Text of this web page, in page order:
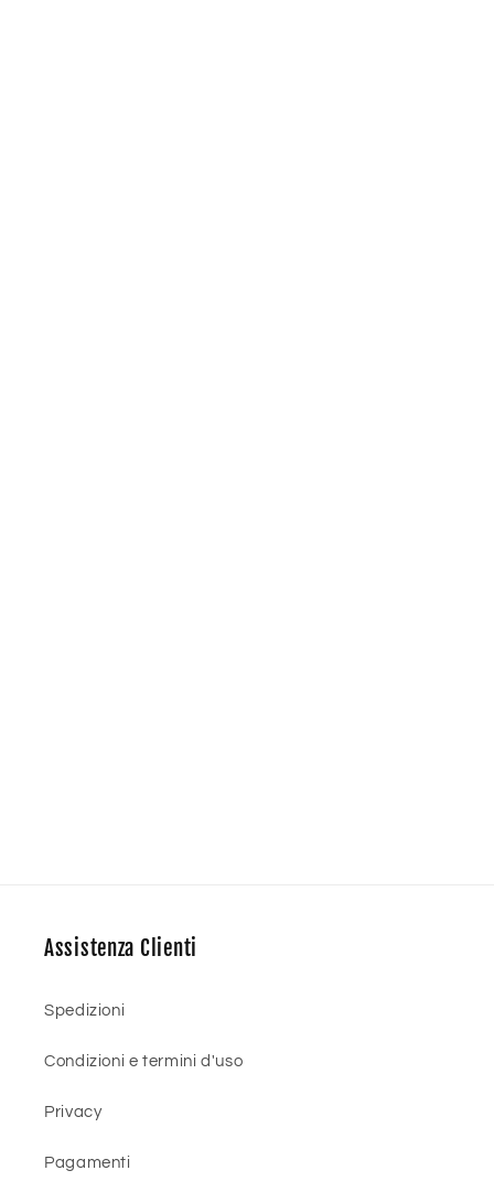
Assistenza Clienti
Spedizioni
Condizioni e termini d'uso
Privacy
Pagamenti